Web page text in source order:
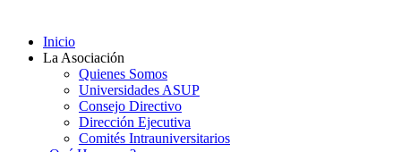
Inicio
La Asociación
Quienes Somos
Universidades ASUP
Consejo Directivo
Dirección Ejecutiva
Comités Intrauniversitarios